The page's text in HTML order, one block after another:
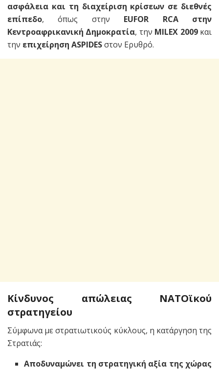
ασφάλεια και τη διαχείριση κρίσεων σε διεθνές
επίπεδο, όπως στην EUFOR RCA στην
Κεντροαφρικανική Δημοκρατία, την MILEX 2009και
την επιχείρηση ASPIDESστον Ερυθρό.
Κίνδυνος απώλειας ΝΑΤΟϊκού
στρατηγείου
Σύμφωνα με στρατιωτικούς κύκλους, η κατάργηση της
Στρατιάς:
Αποδυναμώνει τη στρατηγική αξία της χώρας